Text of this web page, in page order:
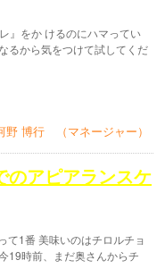
をか けるのにハマってい
るから気をつけて試してくだ
博行 （マネージャー）
のアピアランスケ
1番 美味いのはチロルチョ
19時前、まだ奥さんからチ